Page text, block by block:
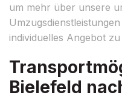
um mehr über unsere
individuelles Angebot
Bielefeld